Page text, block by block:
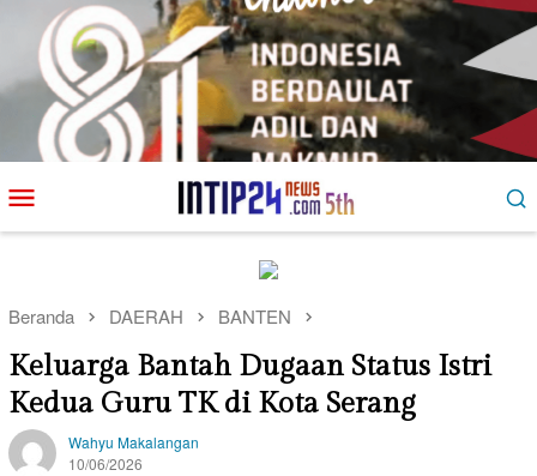
ke
kontenMobile
Beranda DAERAH BANTEN
Keluarga Bantah Dugaan Status Istri
Kedua Guru TK di Kota Serang
Wahyu Makalangan
10/06/2026